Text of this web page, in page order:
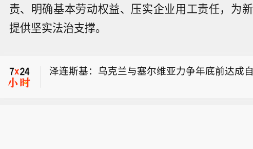
责、明确基本劳动权益、压实企业用工责任，为
提供坚实法治支撑。
【伊朗媒体发布伊朗最高领袖视频】伊朗迈赫
发布了一段关于伊朗最高领袖穆杰塔巴·哈梅内
62度，东经82.82度）发生3.1级地震，震源深度
泽连斯基：乌克兰与塞尔维亚力争年底前达成自